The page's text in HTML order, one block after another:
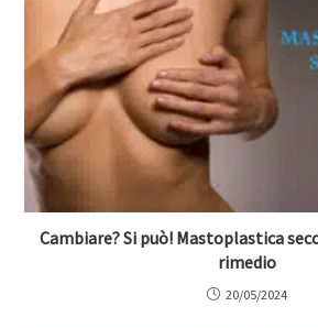
Cambiare? Si può! Mastoplastica
rimedio
20/05/2024